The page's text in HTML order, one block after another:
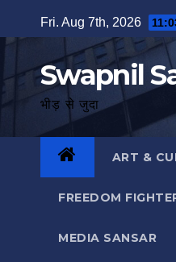
to
Fri. Aug 7th, 2026
Swapnil
भीड़ से जुदा
ART &
FREEDOM
MEDIA SANSAR